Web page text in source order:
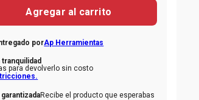
Agregar al carrito
porAp Herramientas
para devolverlo sin costo
Recibe el producto que esperabas